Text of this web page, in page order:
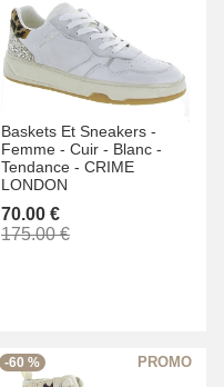
Baskets Et Sneakers -
Femme - Cuir - Blanc -
Tendance - CRIME
LONDON
70.00 €
175.00 €
-60 %